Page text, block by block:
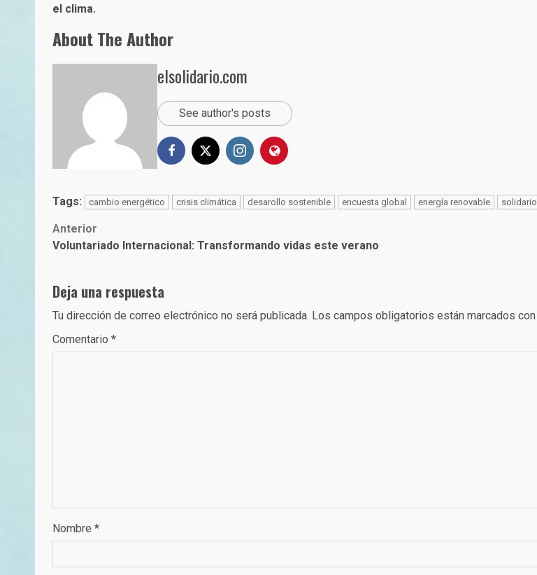
el clima.
About The Author
elsolidario.com
See author's posts
Tags: cambio energético crisis climática desarollo sostenible encuesta global energía renovable solidario
Post
Anterior
Voluntariado Internacional: Transformando vidas este verano
Deja una respuesta
Tu dirección de correo electrónico no será publicada. Los campos obligatorios están marcados con
Comentario *
Nombre *